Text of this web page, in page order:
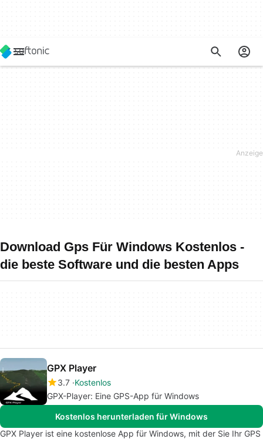
Download Gps Für Windows Kostenlos -
die beste Software und die besten Apps
GPX Player
3.7 Kostenlos
GPX-Player: Eine GPS-App für Windows
Kostenlos herunterladen für Windows
GPX Player ist eine kostenlose App für Windows, mit der Sie Ihr GPS